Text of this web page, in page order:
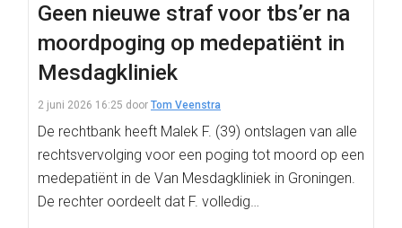
Geen nieuwe straf voor tbs’er na
moordpoging op medepatiënt in
Mesdagkliniek
2 juni 2026 16:25 door Tom Veenstra
De rechtbank heeft Malek F. (39) ontslagen van alle
rechtsvervolging voor een poging tot moord op een
medepatiënt in de Van Mesdagkliniek in Groningen.
De rechter oordeelt dat F. volledig…